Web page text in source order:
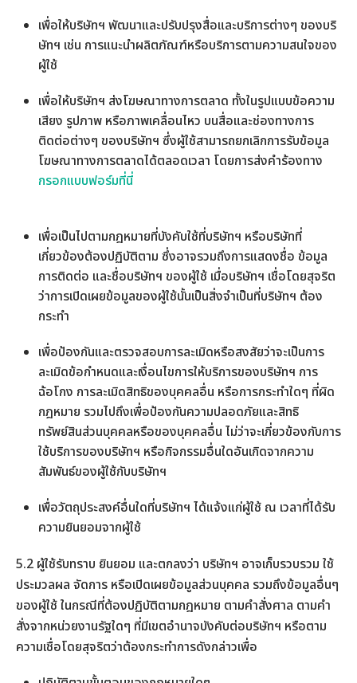
เพื่อให้บริษัทฯ พัฒนาและปรับปรุงสื่อและบริการต่างๆ ของบริ
ษัทฯ เช่น การแนะนำผลิตภัณฑ์หรือบริการตามความสนใจของ
ผู้ใช้
เพื่อให้บริษัทฯ ส่งโฆษณาทางการตลาด ทั้งในรูปแบบข้อความ
เสียง รูปภาพ หรือภาพเคลื่อนไหว บนสื่อและช่องทางการ
ติดต่อต่างๆ ของบริษัทฯ ซึ่งผู้ใช้สามารถยกเลิกการรับข้อมูล
โฆษณาทางการตลาดได้ตลอดเวลา โดยการส่งคำร้องทาง
กรอกแบบฟอร์มที่นี่
เพื่อเป็นไปตามกฎหมายที่บังคับใช้ที่บริษัทฯ หรือบริษัทที่
เกี่ยวข้องต้องปฏิบัติตาม ซึ่งอาจรวมถึงการแสดงชื่อ ข้อมูล
การติดต่อ และชื่อบริษัทฯ ของผู้ใช้ เมื่อบริษัทฯ เชื่อโดยสุจริต
ว่าการเปิดเผยข้อมูลของผู้ใช้นั้นเป็นสิ่งจำเป็นที่บริษัทฯ ต้อง
กระทำ
เพื่อป้องกันและตรวจสอบการละเมิดหรือสงสัยว่าจะเป็นการ
ละเมิดข้อกำหนดและเงื่อนไขการให้บริการของบริษัทฯ การ
ฉ้อโกง การละเมิดสิทธิของบุคคลอื่น หรือการกระทำใดๆ ที่ผิด
กฎหมาย รวมไปถึงเพื่อป้องกันความปลอดภัยและสิทธิ
ทรัพย์สินส่วนบุคคลหรือของบุคคลอื่น ไม่ว่าจะเกี่ยวข้องกับการ
ใช้บริการของบริษัทฯ หรือกิจกรรมอื่นใดอันเกิดจากความ
สัมพันธ์ของผู้ใช้กับบริษัทฯ
เพื่อวัตถุประสงค์อื่นใดที่บริษัทฯ ได้แจ้งแก่ผู้ใช้ ณ เวลาที่ได้รับ
ความยินยอมจากผู้ใช้
5.2 ผู้ใช้รับทราบ ยินยอม และตกลงว่า บริษัทฯ อาจเก็บรวบรวม ใช้
ประมวลผล จัดการ หรือเปิดเผยข้อมูลส่วนบุคคล รวมถึงข้อมูลอื่นๆ
ของผู้ใช้ ในกรณีที่ต้องปฏิบัติตามกฎหมาย ตามคำสั่งศาล ตามคำ
สั่งจากหน่วยงานรัฐใดๆ ที่มีเขตอำนาจบังคับต่อบริษัทฯ หรือตาม
ความเชื่อโดยสุจริตว่าต้องกระทำการดังกล่าวเพื่อ